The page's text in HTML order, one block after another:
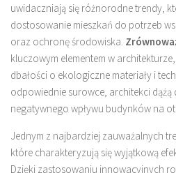
uwidaczniają się różnorodne trendy,
dostosowanie mieszkań do potrzeb
oraz ochronę środowiska.
kluczowym elementem w
dbałości o ekologiczne materiały i
odpowiednie surowce, architekci dążą
negatywnego wpływu budynków na
Jednym z najbardziej zauważalnych
które charakteryzują się wyjątkową
Dzięki zastosowaniu innowacyjnych